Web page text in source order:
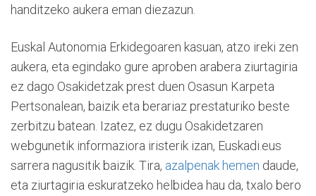
handitzeko aukera eman diezazun.
Euskal Autonomia Erkidegoaren kasuan, atzo ireki zen
aukera, eta egindako gure aproben arabera ziurtagiria
ez dago Osakidetzak prest duen Osasun Karpeta
Pertsonalean, baizik eta berariaz prestaturiko beste
zerbitzu batean. Izatez, ez dugu Osakidetzaren
webgunetik informaziora iristerik izan, Euskadi.eus
sarrera nagusitik baizik. Tira, azalpenak hemen daude,
eta ziurtagiria eskuratzeko helbidea hau da, txalo bero